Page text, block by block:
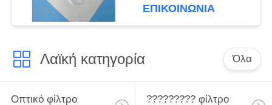
ΕΠΙΚΟΙΝΩΝΙΑ
Λαϊκή κατηγορία Όλα
Οπτικό φίλτρο ????????? φίλτρο